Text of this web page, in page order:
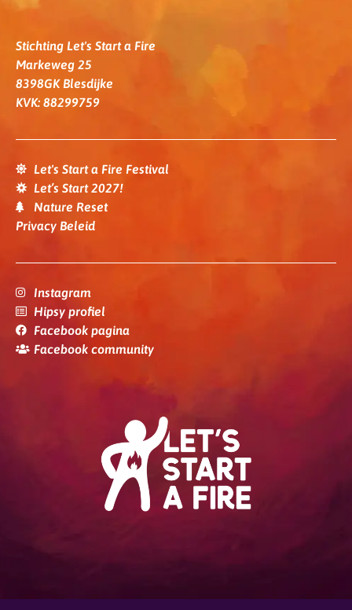
Stichting Let's Start a Fire
Markeweg 25
8398GK Blesdijke
KVK: 88299759
Let's Start a Fire Festival
Let’s Start 2027!
Nature Reset
Privacy Beleid
Instagram
Hipsy profiel
Facebook pagina
Facebook community